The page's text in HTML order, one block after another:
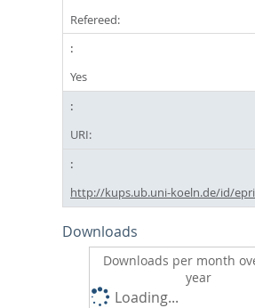
Refereed:
Yes
URI:
http://kups.ub.uni-koeln.de/id/
Downloads
Downloads per month
year
Loading...